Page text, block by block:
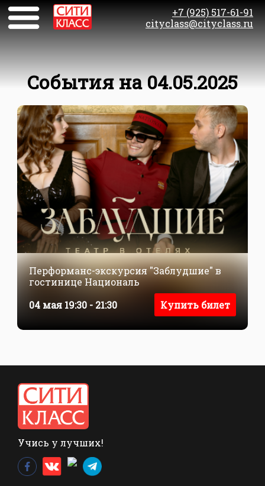
+7 (925) 517-61-91
cityclass@cityclass.ru
События на 04.05.2025
Перформанс-экскурсия "Заблудшие" в
гостинице Националь
04 мая 19:30 - 21:30
Купить билет
Учись у лучших!